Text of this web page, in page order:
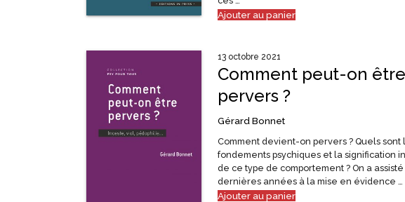
Ajouter au panier
13 octobre 2021
Comment peut-on être
pervers ?
Gérard Bonnet
Comment devient-on pervers ? Quels sont
fondements psychiques et la signification
de ce type de comportement ? On a
dernières années à la mise en évidence …
Ajouter au panier